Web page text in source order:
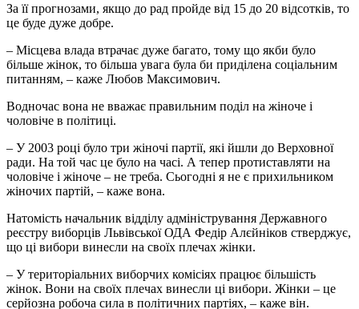
За її прогнозами, якщо до рад пройде від 15 до 20 відсотків, то
це буде дуже добре.
– Місцева влада втрачає дуже багато, тому що якби було
більше жінок, то більша увага була би приділена соціальним
питанням, – каже Любов Максимович.
Водночас вона не вважає правильним поділ на жіноче і
чоловіче в політиці.
– У 2003 році було три жіночі партії, які йшли до Верховної
ради. На той час це було на часі. А тепер протиставляти на
чоловіче і жіноче – не треба. Сьогодні я не є прихильником
жіночих партій, – каже вона.
Натомість начальник відділу адміністрування Державного
реєстру виборців Львівської ОДА Федір Алєйніков стверджує,
що ці вибори винесли на своїх плечах жінки.
– У територіальних виборчих комісіях працює більшість
жінок. Вони на своїх плечах винесли ці вибори. Жінки – це
серйозна робоча сила в політичних партіях, – каже він.